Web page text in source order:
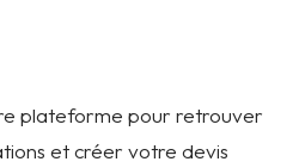
plateforme pour retrouver
et créer votre devis